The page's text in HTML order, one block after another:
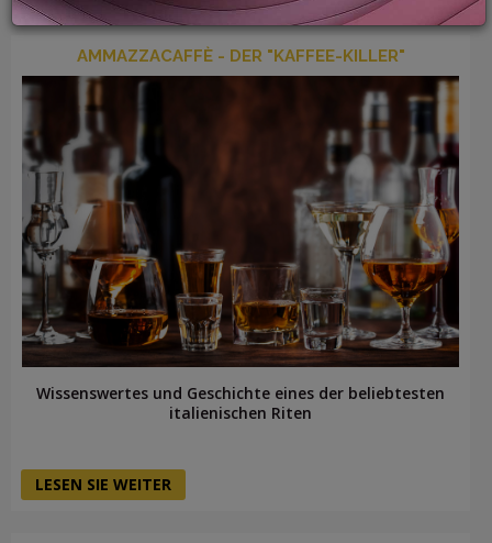
LOGIN
AMMAZZACAFFÈ - DER "KAFFEE-KILLER"
Wissenswertes und Geschichte eines der beliebtesten
italienischen Riten
LESEN SIE WEITER